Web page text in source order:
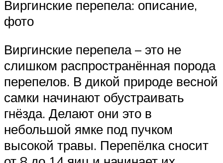
Виргинские перепела: описание,
фото
Виргинские перепела – это не
слишком распространённая порода
перепелов. В дикой природе весной
самки начинают обустраивать
гнёзда. Делают они это в
небольшой ямке под пучком
высокой травы. Перепёлка сносит